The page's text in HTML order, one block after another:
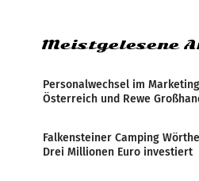
Meistgelesene
Personalwechsel im
Österreich und Rewe
Falkensteiner Camping
Drei Millionen Euro investiert